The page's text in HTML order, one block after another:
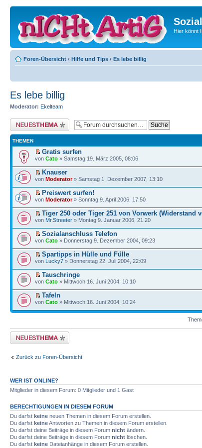
Hier könnt
Foren-Übersicht ‹ Hilfe und Tips ‹ Es lebe billig
Es lebe billig
Moderator: Ekelteam
Neues Thema erstellen
THEMEN
Gratis surfen
von Cato » Samstag 19. März 2005, 08:06
Knauser
von Moderator» Samstag 1. Dezember 2007, 13:10
Preiswert surfen!
von Moderator» Sonntag 9. April 2006, 17:50
Tiger 250 oder Tiger 251 von Vorwerk (Widerstand
von Mr.Streeter » Montag 9. Januar 2006, 21:20
Sozialanschluss Telefon
von Cato » Donnerstag 9. Dezember 2004, 09:23
Spartipps in Hülle und Fülle
von Lucky7 » Donnerstag 22. Juli 2004, 22:09
Tauschringe
von Cato » Mittwoch 16. Juni 2004, 10:10
Tafeln
von Cato » Mittwoch 16. Juni 2004, 10:24
Neues Thema erstellen
Zurück zu Foren-Übersicht
WER IST ONLINE?
Mitglieder in diesem Forum: 0 Mitglieder und 1 Gast
BERECHTIGUNGEN IN DIESEM FORUM
Du darfst keine neuen Themen in diesem Forum erstellen.
Du darfst keineAntworten zu Themen in diesem Forum erstellen.
Du darfst deine Beiträge in diesem Forum nicht ändern.
Du darfst deine Beiträge in diesem Forum nicht löschen.
Du darfst keine Dateianhänge in diesem Forum erstellen.